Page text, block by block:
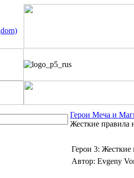
Герои Меча и
Жесткие правила
Герои 3: Жесткие
Автор: Evgeny